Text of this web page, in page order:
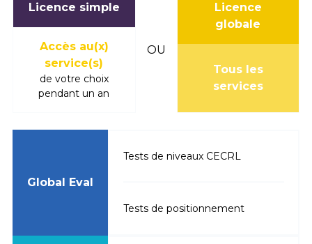
Licence simple
Accès au(x)
service(s)
de votre choix
pendant un an
OU
Licence
globale
Tous les
services
Global Eval
Tests de niveaux CECRL
Tests de positionnement